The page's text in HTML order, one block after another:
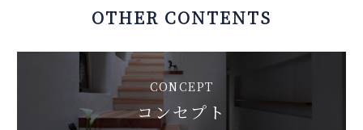
OTHER CONTENTS
CONCEPT
コンセプト